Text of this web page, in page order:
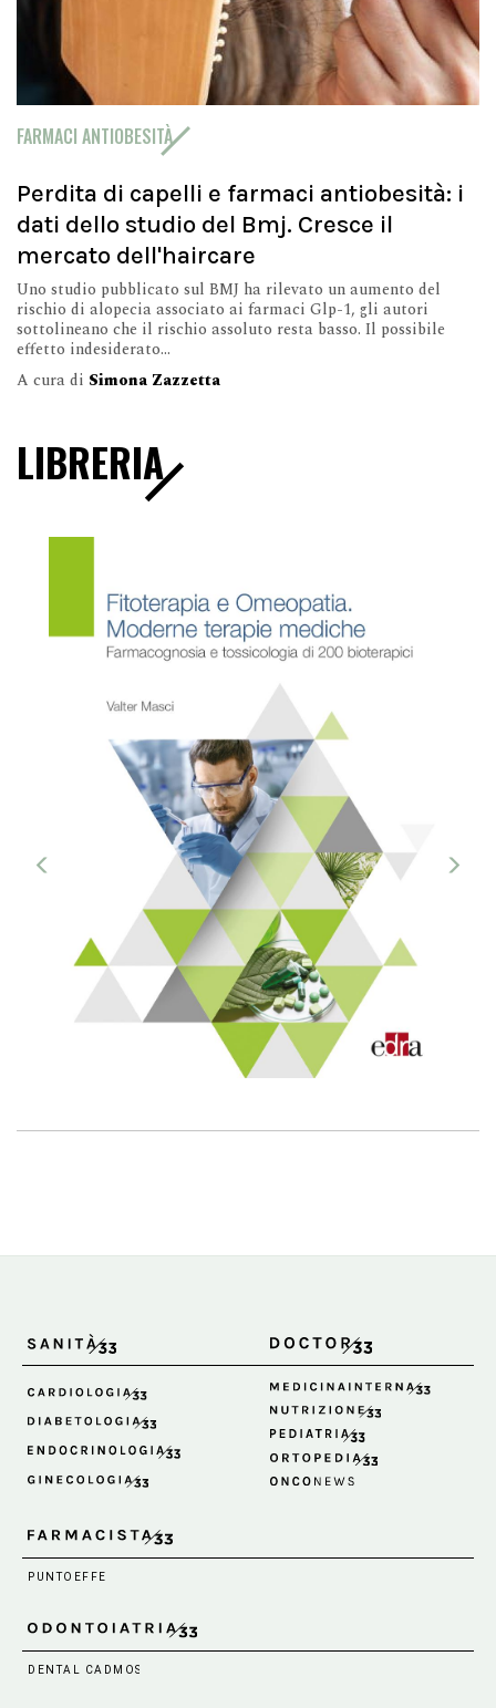
FARMACI ANTIOBESITÀ
Perdita di capelli e farmaci antiobesità: i
dati dello studio del Bmj. Cresce il
mercato dell'haircare
Uno studio pubblicato sul BMJ ha rilevato un aumento del
rischio di alopecia associato ai farmaci Glp-1, gli autori
sottolineano che il rischio assoluto resta basso. Il possibile
effetto indesiderato...
A cura di Simona Zazzetta
LIBRERIA